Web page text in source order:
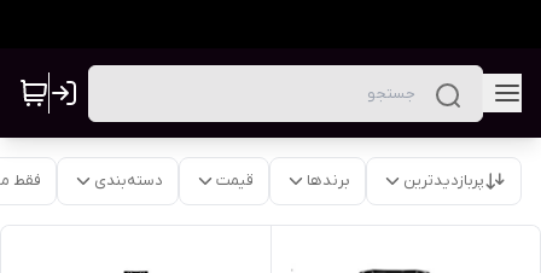
پربازدیدترین برندها قیمت دسته‌بندی فقط